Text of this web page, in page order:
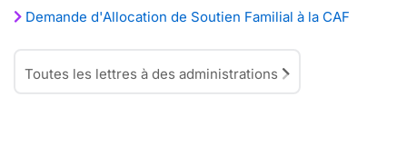
Demande d'Allocation de Soutien Familial à la CAF
Toutes les lettres à des administrations